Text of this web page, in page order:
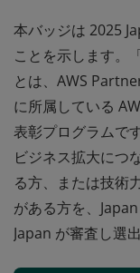
本バッジは 2025
ことを示します。
とは、AWS
に所属している
表彰プログラムで
ビジネス拡大につ
る方、または技術
がある方を、
Japan が審査し選